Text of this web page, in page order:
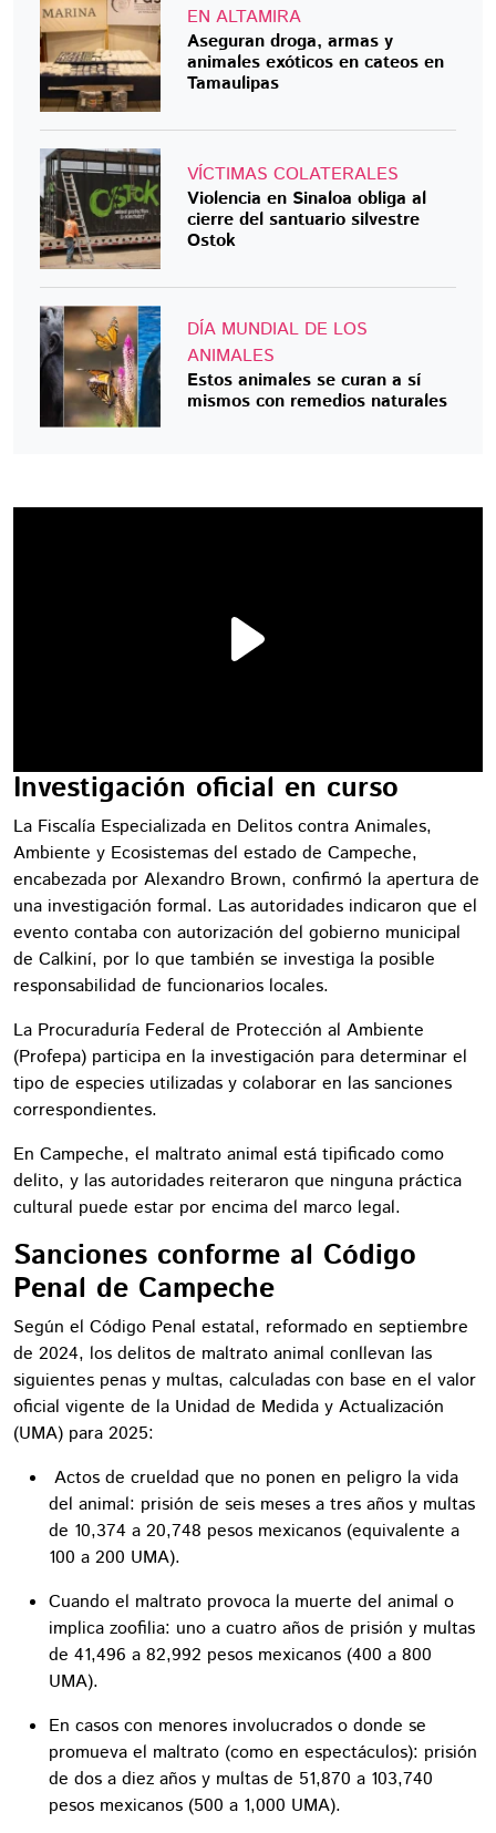
EN ALTAMIRA
Aseguran droga, armas y
animales exóticos en cateos en
Tamaulipas
VÍCTIMAS COLATERALES
Violencia en Sinaloa obliga al
cierre del santuario silvestre
Ostok
DÍA MUNDIAL DE LOS
ANIMALES
Estos animales se curan a sí
mismos con remedios naturales
Investigación oficial en curso
La Fiscalía Especializada en Delitos contra Animales,
Ambiente y Ecosistemas del estado de Campeche,
encabezada por Alexandro Brown, confirmó la apertura de
una investigación formal. Las autoridades indicaron que el
evento contaba con autorización del gobierno municipal
de Calkiní, por lo que también se investiga la posible
responsabilidad de funcionarios locales.
La Procuraduría Federal de Protección al Ambiente
(Profepa) participa en la investigación para determinar el
tipo de especies utilizadas y colaborar en las sanciones
correspondientes.
En Campeche, el maltrato animal está tipificado como
delito, y las autoridades reiteraron que ninguna práctica
cultural puede estar por encima del marco legal.
Sanciones conforme al Código
Penal de Campeche
Según el Código Penal estatal, reformado en septiembre
de 2024, los delitos de maltrato animal conllevan las
siguientes penas y multas, calculadas con base en el valor
oficial vigente de la Unidad de Medida y Actualización
(UMA) para 2025:
Actos de crueldad que no ponen en peligro la vida
del animal: prisión de seis meses a tres años y multas
de 10,374 a 20,748 pesos mexicanos (equivalente a
100 a 200 UMA).
Cuando el maltrato provoca la muerte del animal o
implica zoofilia: uno a cuatro años de prisión y multas
de 41,496 a 82,992 pesos mexicanos (400 a 800
UMA).
En casos con menores involucrados o donde se
promueva el maltrato (como en espectáculos): prisión
de dos a diez años y multas de 51,870 a 103,740
pesos mexicanos (500 a 1,000 UMA).